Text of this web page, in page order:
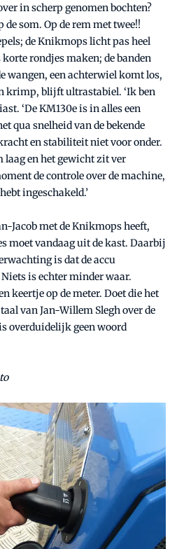
in scherp genomen bochten?
de som. Op de rem met twee!!
de Knikmops licht pas heel
rondjes maken; de banden
wangen, een achterwiel komt los,
krimp, blijft ultrastabiel. ‘Ik ben
‘De KM130e is in alles een
qua snelheid van de bekende
en stabiliteit niet voor onder.
laag en het gewicht zit ver
de controle over de machine,
ingeschakeld.’
Jacob met de Knikmops heeft,
moet vandaag uit de kast. Daarbij
is dat de accu
is echter minder waar.
keertje op de meter. Doet die het
van Jan-Willem Slegh over de
overduidelijk geen woord